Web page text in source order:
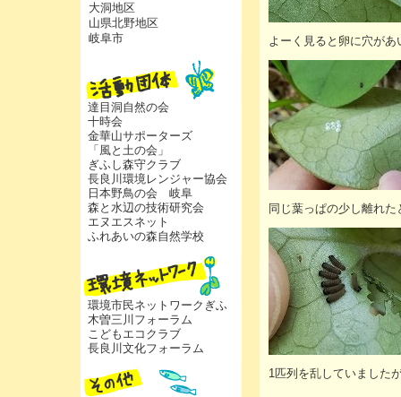
大洞地区
山県北野地区
岐阜市
達目洞自然の会
十時会
金華山サポーターズ
「風と土の会」
ぎふし森守クラブ
長良川環境レンジャー協会
日本野鳥の会 岐阜
森と水辺の技術研究会
エヌエスネット
ふれあいの森自然学校
環境市民ネットワークぎふ
木曽三川フォーラム
こどもエコクラブ
長良川文化フォーラム
よーく見ると卵に穴があ
同じ葉っぱの少し離れ
1匹列を乱していました